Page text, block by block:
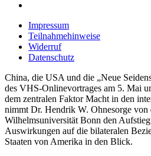
Impressum
Teilnahmehinweise
Widerruf
Datenschutz
China, die USA und die „Neue
des VHS-Onlinevortrages am 5. Mai
dem zentralen Faktor Macht in den
nimmt Dr. Hendrik W. Ohnesorge
Wilhelmsuniversität Bonn den Aufstieg
Auswirkungen auf die bilateralen
Staaten von Amerika in den Blick.